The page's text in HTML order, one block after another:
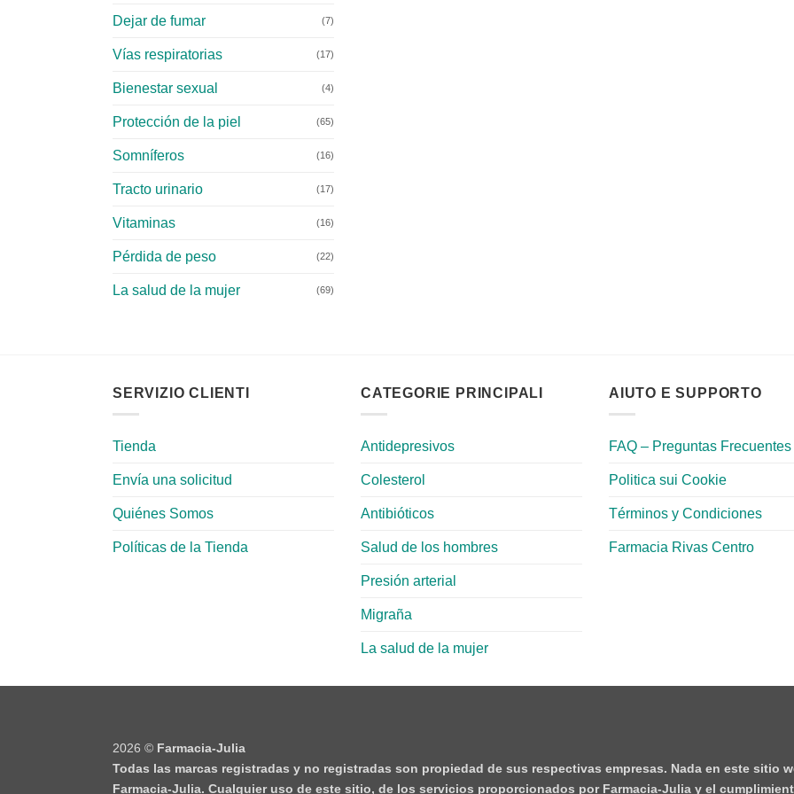
Dejar de fumar (7)
Vías respiratorias (17)
Bienestar sexual (4)
Protección de la piel (65)
Somníferos (16)
Tracto urinario (17)
Vitaminas (16)
Pérdida de peso (22)
La salud de la mujer (69)
SERVIZIO CLIENTI
Tienda
Envía una solicitud
Quiénes Somos
Políticas de la Tienda
CATEGORIE PRINCIPALI
Antidepresivos
Colesterol
Antibióticos
Salud de los hombres
Presión arterial
Migraña
La salud de la mujer
AIUTO E SUPPORTO
FAQ – Preguntas Frecuentes
Politica sui Cookie
Términos y Condiciones
Farmacia Rivas Centro
2026 © Farmacia-Julia
Todas las marcas registradas y no registradas son propiedad de sus respectivas empresas. Nada en este sitio
Farmacia-Julia. Cualquier uso de este sitio, de los servicios proporcionados por Farmacia-Julia y el